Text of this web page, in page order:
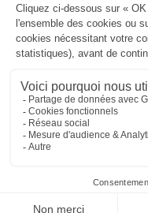
Mentions légales
235 Rue Helene
Bureau